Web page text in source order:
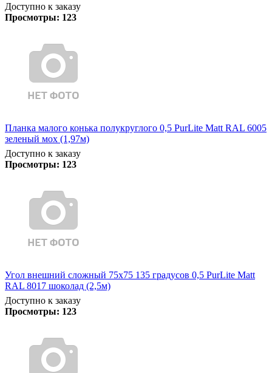
Доступно к заказу
Просмотры: 123
Планка малого конька полукруглого 0,5 PurLite Matt RAL 6005
зеленый мох (1,97м)
Доступно к заказу
Просмотры: 123
Угол внешний сложный 75х75 135 градусов 0,5 PurLite Matt
RAL 8017 шоколад (2,5м)
Доступно к заказу
Просмотры: 123